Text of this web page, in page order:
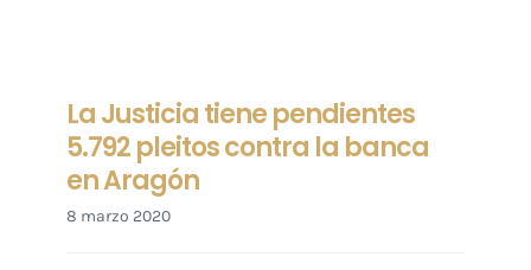
La Justicia tiene pendientes
5.792 pleitos contra la banca
en Aragón
8 marzo 2020